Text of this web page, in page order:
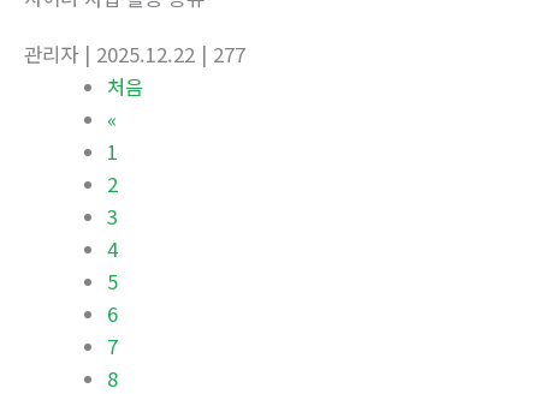
관리자 | 2025.12.22 | 277
처음
«
1
2
3
4
5
6
7
8